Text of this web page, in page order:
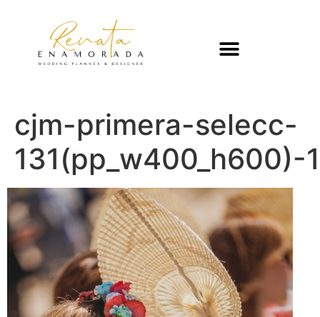
cjm-primera-selecc-
131(pp_w400_h600)-1